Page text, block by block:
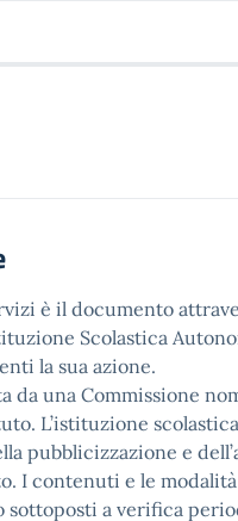
è il documento
Scolastica
la sua azione.
da una Commissione
L’istituzione
pubblicizzazione e
I contenuti e le
sottoposti a verifica